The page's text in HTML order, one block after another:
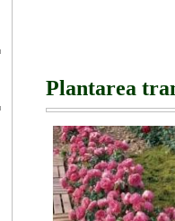
Plantarea